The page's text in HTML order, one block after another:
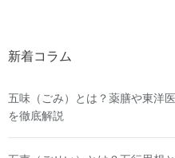
新着コラム
五味（ごみ）とは？薬膳や東洋
を徹底解説